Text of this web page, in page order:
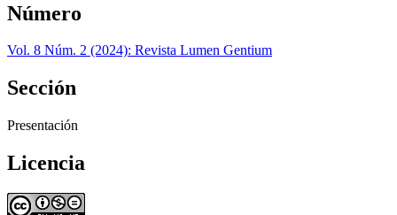
Número
Vol. 8 Núm. 2 (2024): Revista Lumen Gentium
Sección
Presentación
Licencia